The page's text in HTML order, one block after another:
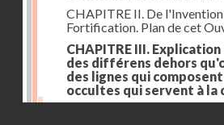
CHAPITRE II. De
Fortification. Plan de cet
CHAPITRE III.
des différens dehors
des lignes qui
occultes qui servent à la
Des lignes & des angles